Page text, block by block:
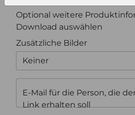
Optional weitere
Download auswählen
Zusätzliche Bilder
Keiner
E-Mail für die Person, die
Link erhalten soll